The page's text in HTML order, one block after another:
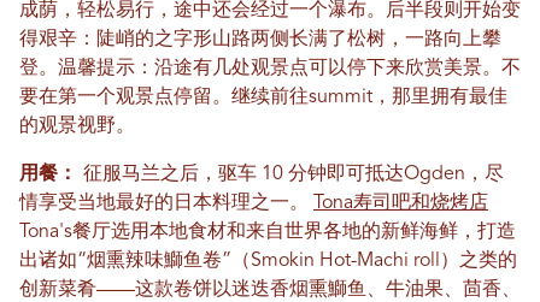
成荫，轻松易行，途中还会经过一个瀑布。后半段则开始变
得艰辛：陡峭的之字形山路两侧长满了松树，一路向上攀
登。温馨提示：沿途有几处观景点可以停下来欣赏美景。不
要在第一个观景点停留。继续前往summit，那里拥有最佳
的观景视野。
用餐： 征服马兰之后，驱车 10 分钟即可抵达Ogden，尽
情享受当地最好的日本料理之一。
Tona寿司吧和烧烤店
Tona's餐厅选用本地食材和来自世界各地的新鲜海鲜，打造
出诸如“烟熏辣味鰤鱼卷”（Smokin Hot-Machi roll）之类的
创新菜肴——这款卷饼以迷迭香烟熏鰤鱼、牛油果、茴香、